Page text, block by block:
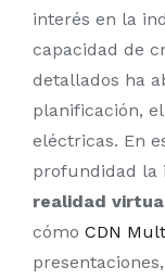
interés en la
capacidad de
detallados ha
planificación,
eléctricas. En
profundidad la
realidad
cómo CDN